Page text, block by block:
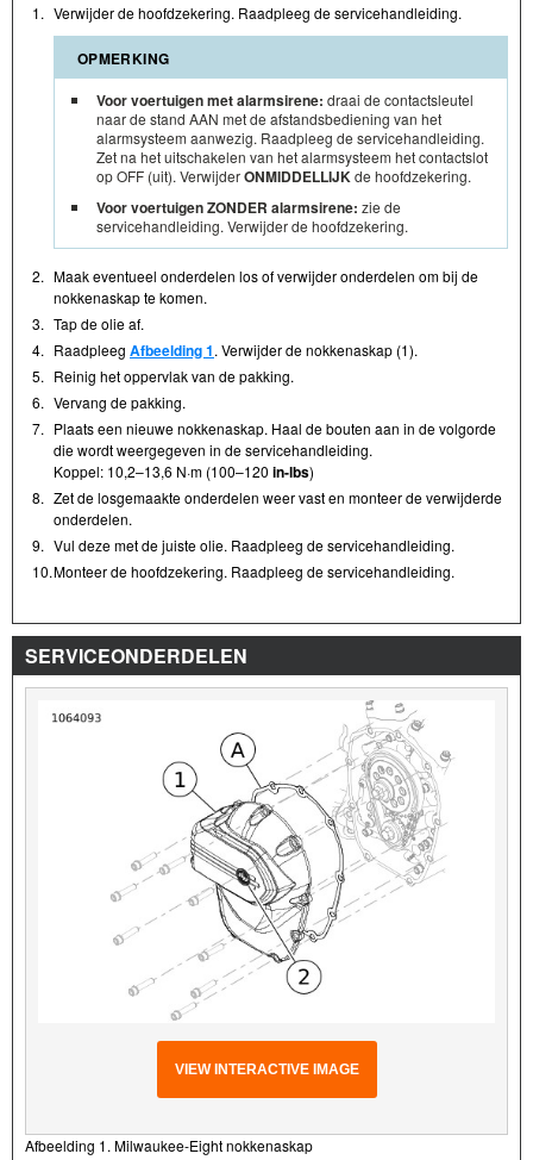
1. Verwijder de hoofdzekering. Raadpleeg de servicehandleiding.
OPMERKING
Voor voertuigen met alarmsirene: draai de contactsleutel
naar de stand AAN met de afstandsbediening van het
alarmsysteem aanwezig. Raadpleeg de servicehandleiding.
Zet na het uitschakelen van het alarmsysteem het contactslot
op OFF (uit). VerwijderONMIDDELLIJKde hoofdzekering.
Voor voertuigen ZONDER alarmsirene: zie de
servicehandleiding. Verwijder de hoofdzekering.
2. Maak eventueel onderdelen los of verwijder onderdelen om bij de
nokkenaskap te komen.
3. Tap de olie af.
4. Raadpleeg Afbeelding 1. Verwijder de nokkenaskap (1).
5. Reinig het oppervlak van de pakking.
6. Vervang de pakking.
7. Plaats een nieuwe nokkenaskap. Haal de bouten aan in de volgorde
die wordt weergegeven in de servicehandleiding.
Koppel: 10,2–13,6 N·m (100–120 in-lbs)
8. Zet de losgemaakte onderdelen weer vast en monteer de verwijderde
onderdelen.
9. Vul deze met de juiste olie. Raadpleeg de servicehandleiding.
10.Monteer de hoofdzekering. Raadpleeg de servicehandleiding.
SERVICEONDERDELEN
VIEW INTERACTIVE IMAGE
Afbeelding 1. Milwaukee-Eight nokkenaskap